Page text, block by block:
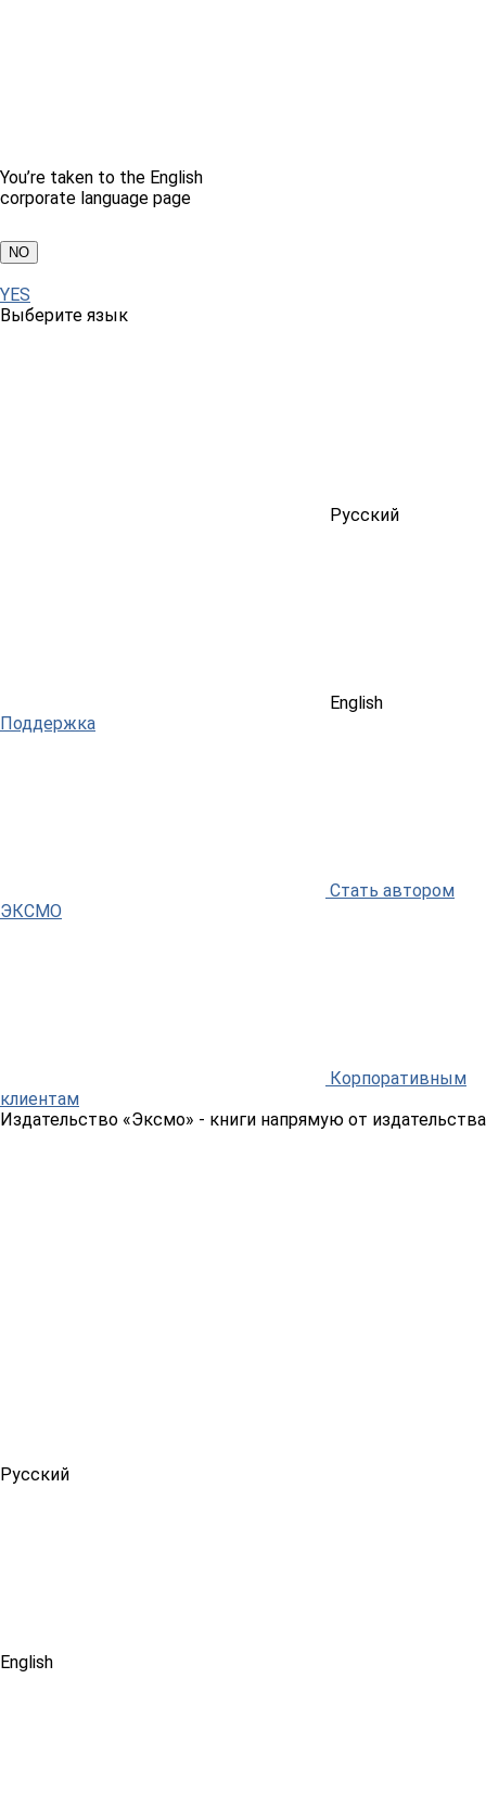
You’re taken to the English
corporate language page
NO
YES
Выберите язык
Русский
English
Поддержка
Стать автором
ЭКСМО
Корпоративным
клиентам
Издательство «Эксмо» - книги напрямую от издательства
Русский
English